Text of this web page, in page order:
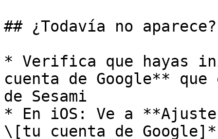
## ¿Todavía no aparece?
* Verifica que hayas
cuenta de Google**
de Sesami
* En iOS: Ve a
\[tu cuenta de